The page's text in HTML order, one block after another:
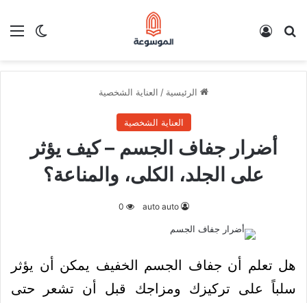
الوضع بحث عن
الرئيسية / العناية الشخصية
العناية الشخصية
أضرار جفاف الجسم – كيف يؤثر
على الجلد، الكلى، والمناعة؟
auto auto
0
هل تعلم أن جفاف الجسم الخفيف يمكن أن يؤثر
سلباً على تركيزك ومزاجك قبل أن تشعر حتى